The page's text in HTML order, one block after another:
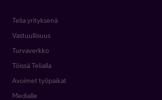
Telia yrityksenä
Vastuullisuus
Turvaverkko
Töissä Telialla
Avoimet työpaikat
Medialle